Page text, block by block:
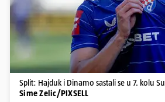
Split: Hajduk i Dinamo sastali se u 7. kolu
Sime Zelic/PIXSELL